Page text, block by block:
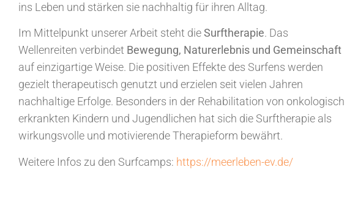
ins Leben und stärken sie nachhaltig für ihren Alltag.
Im Mittelpunkt unserer Arbeit steht dieSurftherapie. Das
Wellenreiten verbindet Bewegung, Naturerlebnis und Gemeinschaft
auf einzigartige Weise. Die positiven Effekte des Surfens werden
gezielt therapeutisch genutzt und erzielen seit vielen Jahren
nachhaltige Erfolge. Besonders in der Rehabilitation von onkologisch
erkrankten Kindern und Jugendlichen hat sich die Surftherapie als
wirkungsvolle und motivierende Therapieform bewährt.
Weitere Infos zu den Surfcamps: https://meerleben-ev.de/